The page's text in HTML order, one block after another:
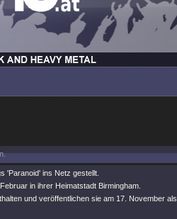
'Paranoid' ins Netz gestellt.
in ihrer Heimatstadt Birmingham.
und veröffentlichen sie am 17. November als